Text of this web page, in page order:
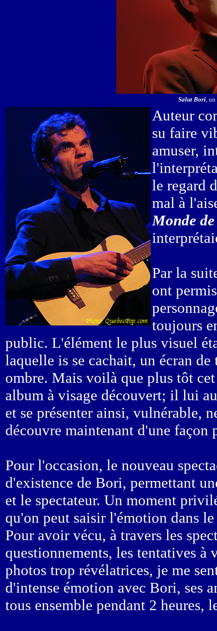
Salut Bori, un
Auteur
su faire
amuser,
le regard
mal à
Monde
Par la
ont
toujours
public. L'élément le plus visuel
laquelle is se cachait, un écran
ombre. Mais voilà que plus tôt
album à visage découvert; il lui
et se présenter ainsi, vulnérable,
découvre maintenant d'une façon
Pour l'occasion, le nouveau
d'existence de Bori, permettant
et le spectateur. Un moment
qu'on peut saisir l'émotion dans
Pour avoir vécu, à travers les
questionnements, les tentatives à
photos trop révélatrices, je me
d'intense émotion avec Bori, ses
tous ensemble pendant 2 heures,